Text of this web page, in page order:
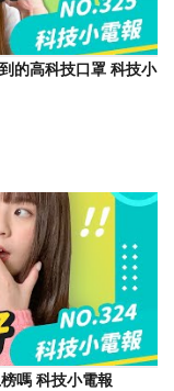
的高科技口罩 科技小
嗎 科技小電報